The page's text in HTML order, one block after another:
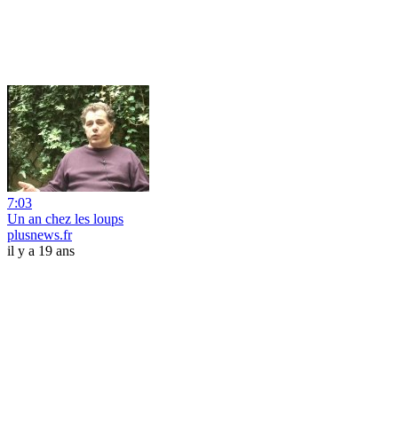
7:03
Un an chez les loups
plusnews.fr
il y a 19 ans